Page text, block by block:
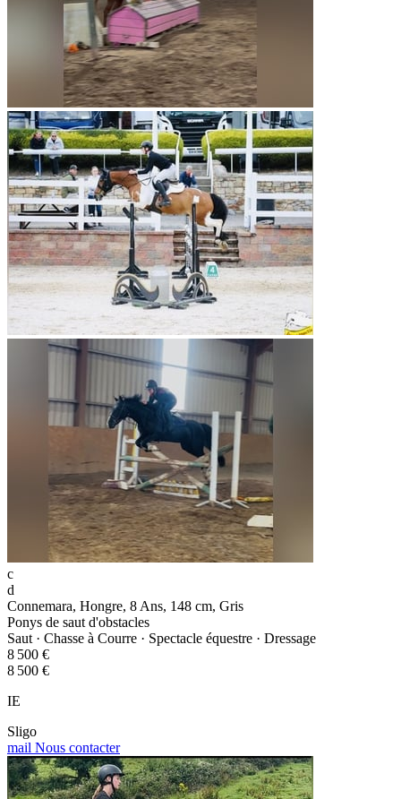
c
d
Connemara, Hongre, 8 Ans, 148 cm, Gris
Ponys de saut d'obstacles
Saut · Chasse à Courre · Spectacle équestre · Dressage
8 500 €
8 500 €
IE
Sligo
mail Nous contacter